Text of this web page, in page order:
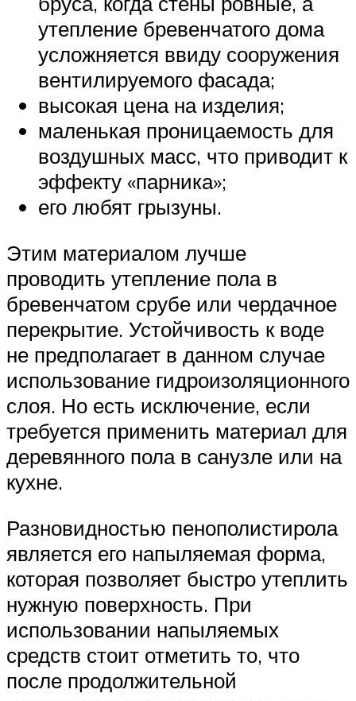
утепление бревенчатого дома
усложняется ввиду сооружения
вентилируемого фасада;
высокая цена на изделия;
маленькая проницаемость для
воздушных масс, что приводит к
эффекту «парника»;
его любят грызуны.
Этим материалом лучше
проводить утепление пола в
бревенчатом срубе или чердачное
перекрытие. Устойчивость к воде
не предполагает в данном случае
использование гидроизоляционного
слоя. Но есть исключение, если
требуется применить материал для
деревянного пола в санузле или на
кухне.
Разновидностью пенополистирола
является его напыляемая форма,
которая позволяет быстро утеплить
нужную поверхность. При
использовании напыляемых
средств стоит отметить то, что
после продолжительной